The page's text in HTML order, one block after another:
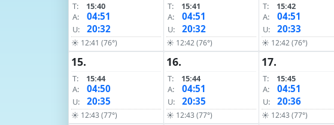
T:
15:40
A:
04:51
U: 20:32
☀ 12:41 (76°)
T:
15:41
A:
04:51
U: 20:32
☀ 12:42 (76°)
T:
15:42
A:
04:51
U: 20:33
☀ 12:42 (76°)
15.
T:
15:44
A:
04:50
U: 20:35
☀ 12:43 (77°)
16.
T:
15:44
A:
04:51
U: 20:35
☀ 12:43 (77°)
17.
T:
15:45
A:
04:51
U: 20:36
☀ 12:43 (77°)